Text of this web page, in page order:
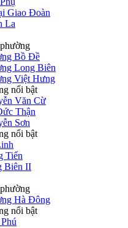
Giao Đoàn
La
Bồ Đề
Long Biên
Việt Hưng
nổi bật
Văn Cừ
Thận
Sơn
nổi bật
Tiến
Biên II
Hà Đông
nổi bật